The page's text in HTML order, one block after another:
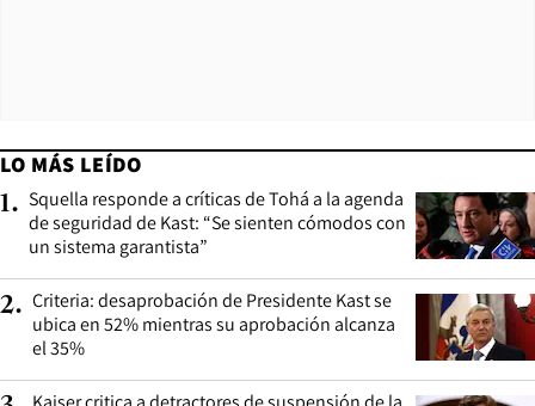
LO MÁS LEÍDO
1. Squella responde a críticas de Tohá a la agenda
de seguridad de Kast: “Se sienten cómodos con
un sistema garantista”
2. Criteria: desaprobación de Presidente Kast se
ubica en 52% mientras su aprobación alcanza
el 35%